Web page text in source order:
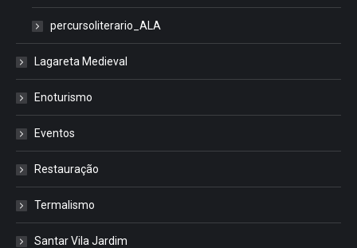
percursoliterario_ALA
Lagareta Medieval
Enoturismo
Eventos
Restauração
Termalismo
Santar Vila Jardim